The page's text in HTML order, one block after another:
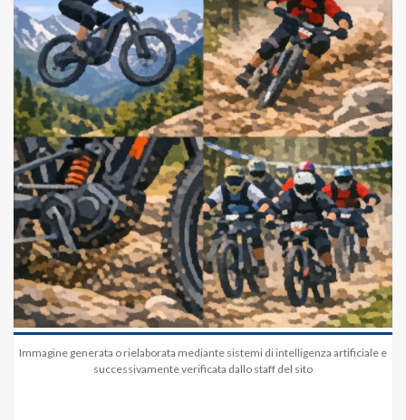
Immagine generata o rielaborata mediante sistemi di intelligenza artificiale e
successivamente verificata dallo staff del sito